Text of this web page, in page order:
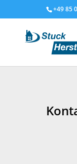
+49 85